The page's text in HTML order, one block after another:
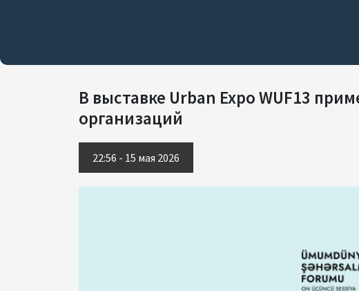
В выставке Urban Expo WUF13
организаций
22:56 - 15 мая 2026